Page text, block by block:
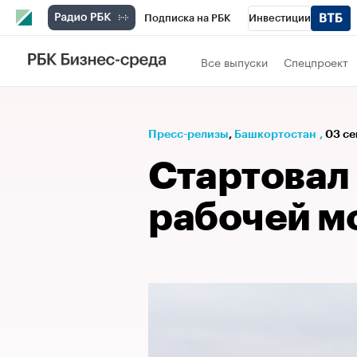
Подписка на РБК Инвестиции
РБК Вино
Проверка контрагентов
Все выпуски Спецпроект
Пресс-релизы⁠, Башкортостан , 03
рабочей